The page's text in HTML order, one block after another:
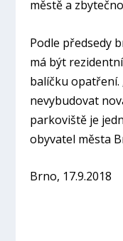
městě a
Podle předsedy
má být
balíčku opatření.
nevybudovat
parkoviště je
obyvatel města
Brno, 17.9.2018